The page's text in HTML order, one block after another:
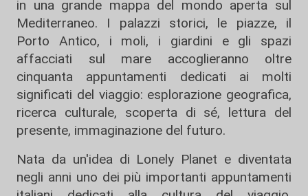
in una grande mappa del mondo aperta sul
Mediterraneo. I palazzi storici, le piazze, il
Porto Antico, i moli, i giardini e gli spazi
affacciati sul mare accoglieranno oltre
cinquanta appuntamenti dedicati ai molti
significati del viaggio: esplorazione geografica,
ricerca culturale, scoperta di sé, lettura del
presente, immaginazione del futuro.
Nata da un'idea di Lonely Planet e diventata
negli anni uno dei più importanti appuntamenti